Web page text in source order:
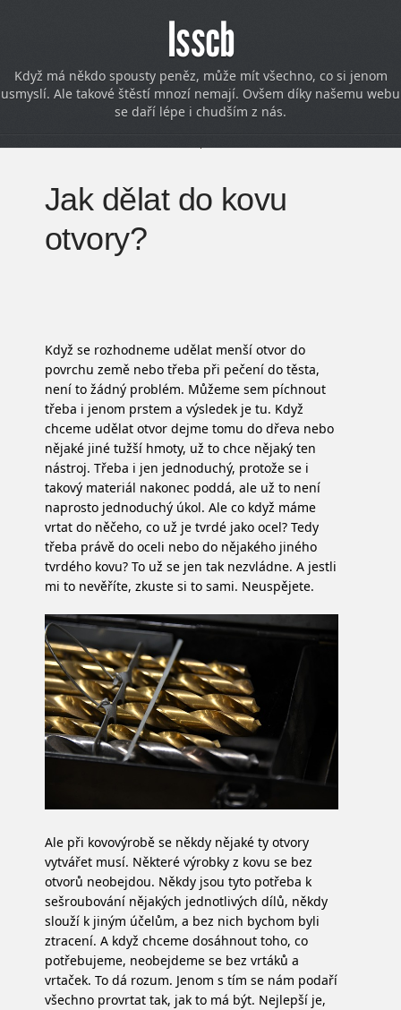
Isscb
Když má někdo spousty peněz, může mít všechno, co si jenom
usmyslí. Ale takové štěstí mnozí nemají. Ovšem díky našemu webu
se daří lépe i chudším z nás.
Jak dělat do kovu
otvory?
Když se rozhodneme udělat menší otvor do
povrchu země nebo třeba při pečení do těsta,
není to žádný problém. Můžeme sem píchnout
třeba i jenom prstem a výsledek je tu. Když
chceme udělat otvor dejme tomu do dřeva nebo
nějaké jiné tužší hmoty, už to chce nějaký ten
nástroj. Třeba i jen jednoduchý, protože se i
takový materiál nakonec poddá, ale už to není
naprosto jednoduchý úkol. Ale co když máme
vrtat do něčeho, co už je tvrdé jako ocel? Tedy
třeba právě do oceli nebo do nějakého jiného
tvrdého kovu? To už se jen tak nezvládne. A jestli
mi to nevěříte, zkuste si to sami. Neuspějete.
Ale při kovovýrobě se někdy nějaké ty otvory
vytvářet musí. Některé výrobky z kovu se bez
otvorů neobejdou. Někdy jsou tyto potřeba k
sešroubování nějakých jednotlivých dílů, někdy
slouží k jiným účelům, a bez nich bychom byli
ztracení. A když chceme dosáhnout toho, co
potřebujeme, neobejdeme se bez vrtáků a
vrtaček. To dá rozum. Jenom s tím se nám podaří
všechno provrtat tak, jak to má být. Nejlepší je,